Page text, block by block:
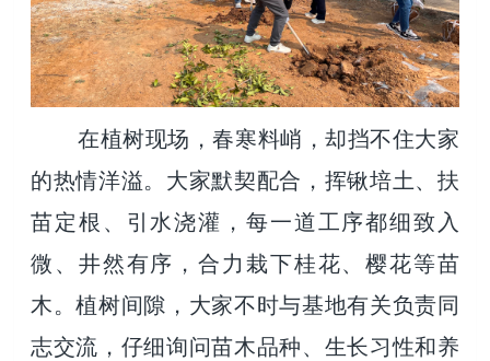
在植树现场，春寒料峭，却挡不住大家
的热情洋溢。大家默契配合，挥锹培土、扶
苗定根、引水浇灌，每一道工序都细致入
微、井然有序，合力栽下桂花、樱花等苗
木。植树间隙，大家不时与基地有关负责同
志交流，仔细询问苗木品种、生长习性和养